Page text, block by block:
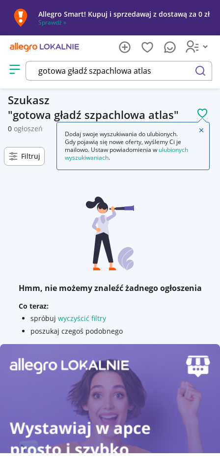
Allegro Smart! Kupuj i sprzedawaj z dostawą za 0 zł
Sprawdź »
Otwórz menu z kategoriami
szukaj
Szukasz
gotowa gładź szpachlowa atlas
0 ogłoszeń
Filtruj
Hmm, nie możemy znaleźć żadnego ogłoszenia
Co teraz:
spróbuj wyczyścić filtry
poszukaj czegoś podobnego
Dodaj swoje wyszukiwania do ulubionych.
Gdy pojawią się nowe oferty, wyślemy Ci je
mailowo. Ustaw powiadomienia w ulubionych
wyszukiwaniach.